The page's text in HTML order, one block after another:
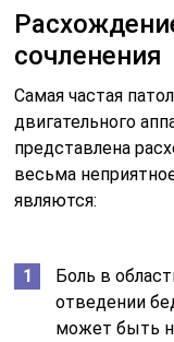
сочленения
Самая частая
двигательного
представлена
весьма
являются:
Боль в
отведении
может быть